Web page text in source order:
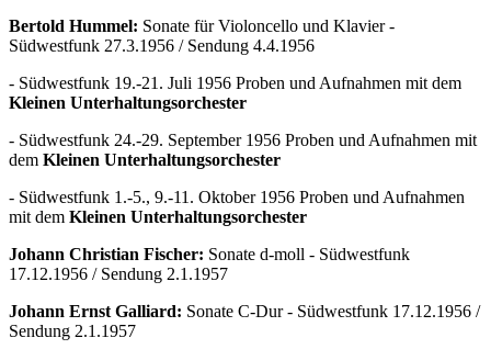
Bertold Hummel: Sonate für Violoncello und Klavier -
Südwestfunk 27.3.1956 / Sendung 4.4.1956
- Südwestfunk 19.-21. Juli 1956 Proben und Aufnahmen mit dem
Kleinen Unterhaltungsorchester
- Südwestfunk 24.-29. September 1956 Proben und Aufnahmen mit
dem Kleinen Unterhaltungsorchester
- Südwestfunk 1.-5., 9.-11. Oktober 1956 Proben und Aufnahmen
mit dem Kleinen Unterhaltungsorchester
Johann Christian Fischer: Sonate d-moll - Südwestfunk
17.12.1956 / Sendung 2.1.1957
Johann Ernst Galliard: Sonate C-Dur - Südwestfunk 17.12.1956 /
Sendung 2.1.1957